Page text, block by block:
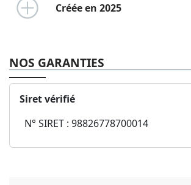
Créée en 2025
NOS GARANTIES
Siret vérifié
N° SIRET : 98826778700014